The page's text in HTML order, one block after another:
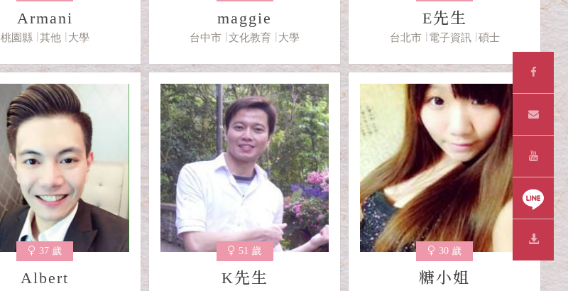
Armani
桃園縣 其他 大學
maggie
台中市 文化教育 大學
E先生
台北市 電子資訊 碩士
37 歲
Albert
51 歲
K先生
30 歲
糖小姐